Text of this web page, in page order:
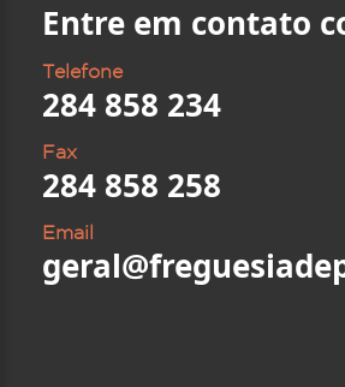
Entre em contato
Telefone
284 858 234
Fax
284 858 258
Email